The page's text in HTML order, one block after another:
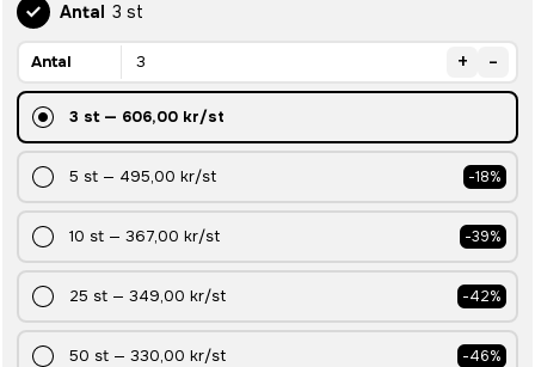
Antal 3 st
Antal + -
3 st— 606,00 kr/st
5 st — 495,00 kr/st -18%
10 st — 367,00 kr/st -39%
25 st — 349,00 kr/st -42%
50 st — 330,00 kr/st -46%